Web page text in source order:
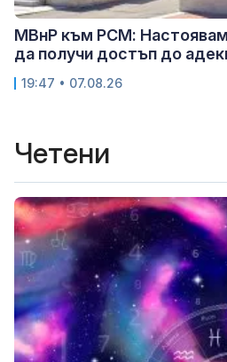
МВнР към РСМ:
да получи достъп до
19:47 • 07.08.26
Четени